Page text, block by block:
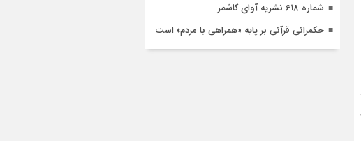
شماره 618 نشریه آوای کاشمر
حکمرانی قرآنی بر پایه «همراهی با مردم» است